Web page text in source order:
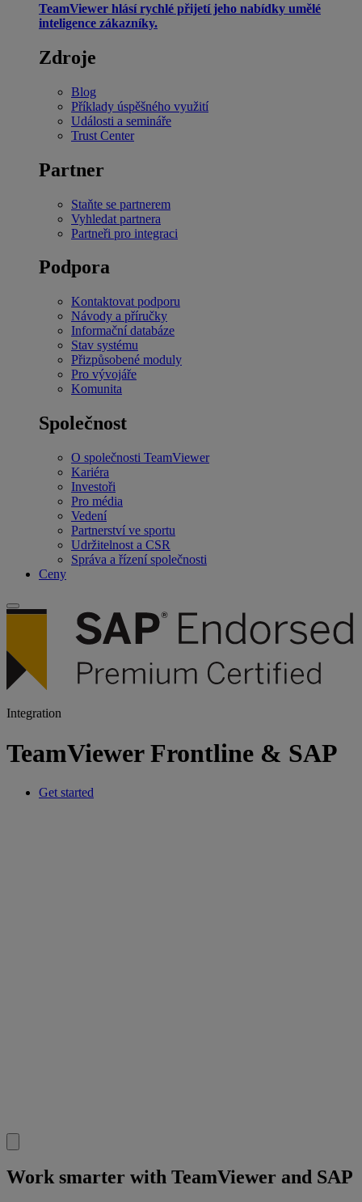
TeamViewer hlásí rychlé přijetí jeho nabídky umělé
inteligence zákazníky.
Zdroje
Blog
Příklady úspěšného využití
Události a semináře
Trust Center
Partner
Staňte se partnerem
Vyhledat partnera
Partneři pro integraci
Podpora
Kontaktovat podporu
Návody a příručky
Informační databáze
Stav systému
Přizpůsobené moduly
Pro vývojáře
Komunita
Společnost
O společnosti TeamViewer
Kariéra
Investoři
Pro média
Vedení
Partnerství ve sportu
Udržitelnost a CSR
Správa a řízení společnosti
Ceny
Integration
TeamViewer Frontline & SAP
Get started
Work smarter with TeamViewer and SAP